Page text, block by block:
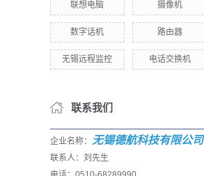
联想电脑 摄像机
数字话机 路由器
无锡远程监控 电话交换机
联系我们
企业名称： 无锡德航科技有限公司
联系人：刘先生